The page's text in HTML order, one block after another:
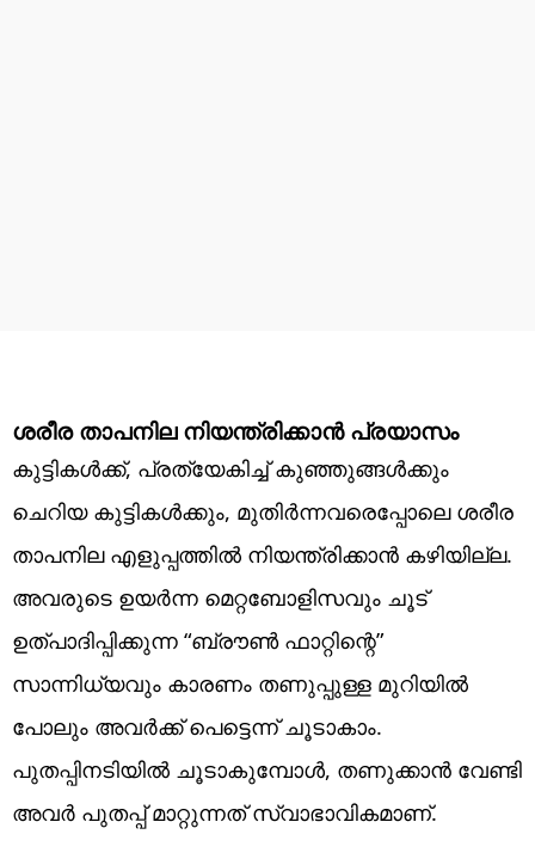
ശരീര താപനില നിയന്ത്രിക്കാൻ പ്രയാസം
കുട്ടികൾക്ക്, പ്രത്യേകിച്ച് കുഞ്ഞുങ്ങൾക്കും
ചെറിയ കുട്ടികൾക്കും, മുതിർന്നവരെപ്പോലെ ശരീര
താപനില എളുപ്പത്തിൽ നിയന്ത്രിക്കാൻ കഴിയില്ല.
അവരുടെ ഉയർന്ന മെറ്റബോളിസവും ചൂട്
ഉത്പാദിപ്പിക്കുന്ന “ബ്രൗൺ ഫാറ്റിന്റെ”
സാന്നിധ്യവും കാരണം തണുപ്പുള്ള മുറിയിൽ
പോലും അവർക്ക് പെട്ടെന്ന് ചൂടാകാം.
പുതപ്പിനടിയിൽ ചൂടാകുമ്പോൾ, തണുക്കാൻ വേണ്ടി
അവർ പുതപ്പ് മാറ്റുന്നത് സ്വാഭാവികമാണ്.